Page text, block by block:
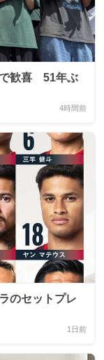
で歓喜 51年ぶ
4時間前
のセットプレ
1日前